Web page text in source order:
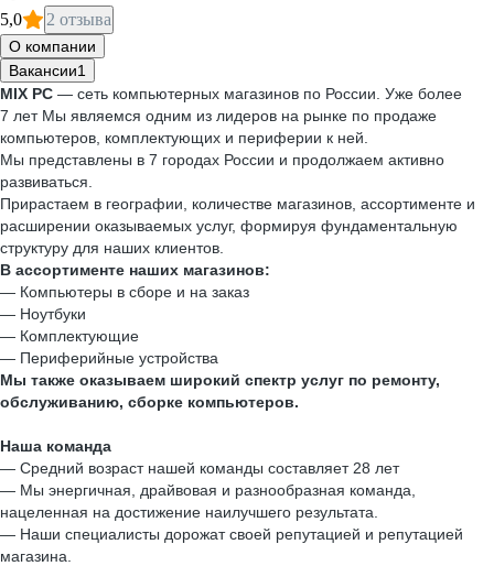
5,0 2 отзыва
О компании
Вакансии1
MIX PC — сеть компьютерных магазинов по России. Уже более
7 лет Мы являемся одним из лидеров на рынке по продаже
компьютеров, комплектующих и периферии к ней.
Мы представлены в 7 городах России и продолжаем активно
развиваться.
Прирастаем в географии, количестве магазинов, ассортименте и
расширении оказываемых услуг, формируя фундаментальную
структуру для наших клиентов.
В ассортименте наших магазинов:
— Компьютеры в сборе и на заказ
— Ноутбуки
— Комплектующие
— Периферийные устройства
Мы также оказываем широкий спектр услуг по ремонту,
обслуживанию, сборке компьютеров.
Наша команда
— Средний возраст нашей команды составляет 28 лет
— Мы энергичная, драйвовая и разнообразная команда,
нацеленная на достижение наилучшего результата.
— Наши специалисты дорожат своей репутацией и репутацией
магазина.